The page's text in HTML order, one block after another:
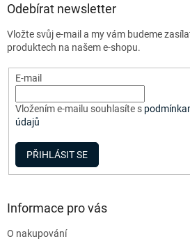
Odebírat newsletter
Vložte svůj e-mail a my vám budeme
produktech na našem e-shopu.
E-mail
Vložením e-mailu souhlasíte s
údajů
PŘIHLÁSIT SE
Informace pro vás
O nakupování